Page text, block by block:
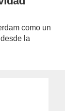
como un
la